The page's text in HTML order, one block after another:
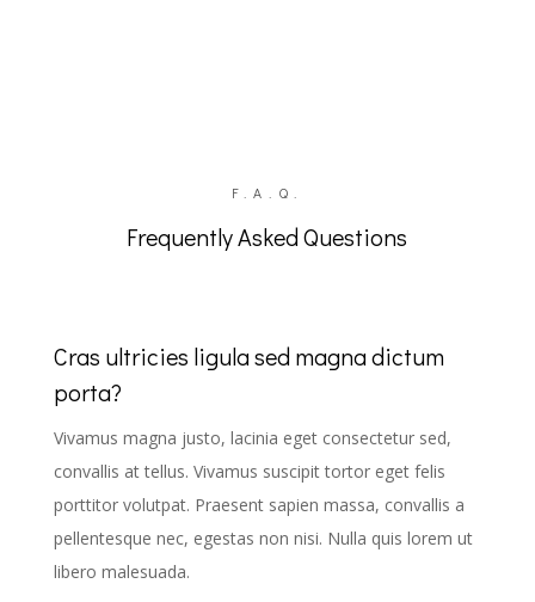
F.A.Q.
Frequently Asked Questions
Cras ultricies ligula sed magna dictum
porta?
Vivamus magna justo, lacinia eget consectetur sed,
convallis at tellus. Vivamus suscipit tortor eget felis
porttitor volutpat. Praesent sapien massa, convallis a
pellentesque nec, egestas non nisi. Nulla quis lorem ut
libero malesuada.